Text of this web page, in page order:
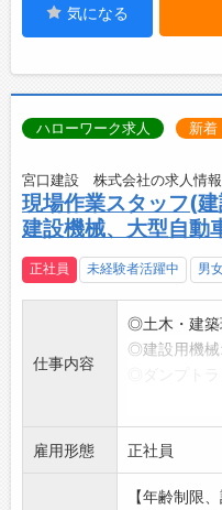
気になる
ハローワーク求人 新着
宮口建設 株式会社の求人情
現場作業スタッフ(建
建設機械、大型自動
正社員 未経験者活躍中 男
仕事内容
◎土木・建築
◎建設用機械
◎冬期除雪
*入社日に
変更範囲:変更
雇用形態 正社員
【年齢制限